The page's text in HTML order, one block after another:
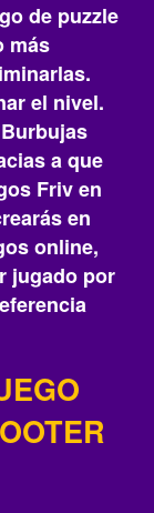
de puzzle
más
el nivel.
a que
Friv en
en
online,
jugado por